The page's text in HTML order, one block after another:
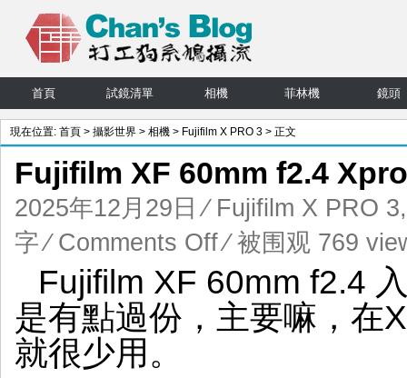
首頁 試鏡清單 相機 菲林機 鏡頭
現在位置: 首頁 > 攝影世界 > 相機 > Fujifilm X PRO 3 > 正文
Fujifilm XF 60mm f2.4
2025年12月29日 ⁄ Fujifilm X PRO 3
字⁄ Comments Offon
Fujifilm
XF
60mm
f2.4
Xpro3
⁄ 被围观 769
Fujifilm XF 60mm f2.4
是有點過份，主要嘛，在
就很少用。